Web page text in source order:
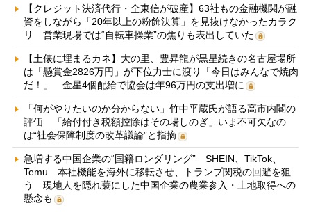
【クレジット決済代行・全東信が破産】63社もの金融機関が融
資をしながら「20年以上の粉飾決算」を見抜けなかったカラク
リ 営業現場では“自転車操業”の焦りも表出していた
【土俵に埋まるカネ】大の里、豊昇龍が黒星続きの名古屋場所
は「懸賞金2826万円」が下位力士に渡り「今日はみんなで焼肉
だ！」 金星4個配給で協会は年96万円の支出増に
「何がやりたいのか分からない」竹中平蔵氏が語る高市内閣の
評価 「給付付き税額控除はその場しのぎ」いま不可欠なの
は“社会保障制度の改革議論”と指摘
急増する中国企業の“国籍ロンダリング” SHEIN、TikTok、
Temu…本社機能を海外に移転させ、トランプ関税の回避を狙
う 現地人を隠れ蓑にした中国企業の農業参入・土地取得への
懸念も